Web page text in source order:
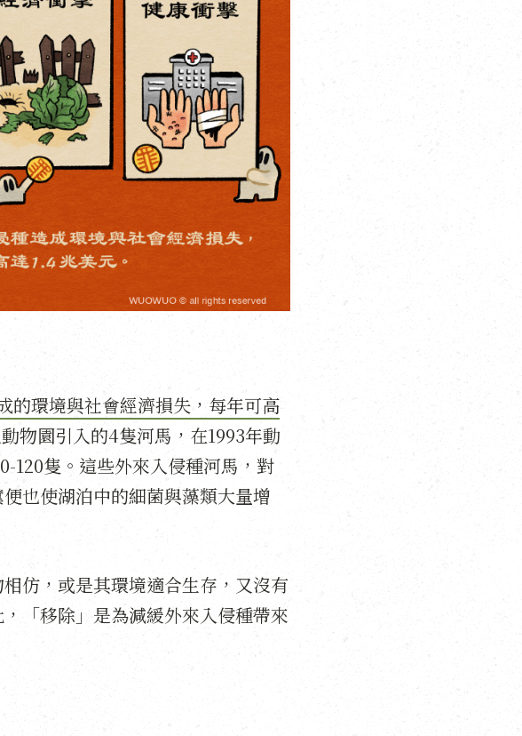
的環境與社會經濟損失，每年可高
物園引入的4隻河馬，在1993年動
120隻。這些外來入侵種河馬，對
也使湖泊中的細菌與藻類大量增
仿，或是其環境適合生存，又沒有
「移除」是為減緩外來入侵種帶來